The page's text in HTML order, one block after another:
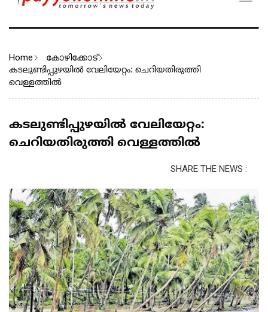
Home കോഴിക്കോട്
കടലുണ്ടിപ്പുഴയിൽ വേലിയേറ്റം: ചെറിയതിരുത്തി
വെള്ളത്തിൽ
കടലുണ്ടിപ്പുഴയിൽ വേലിയേറ്റം:
ചെറിയതിരുത്തി വെള്ളത്തിൽ
SHARE THE NEWS :